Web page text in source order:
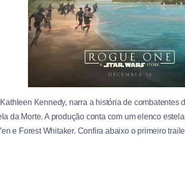
Kennedy, narra a história de combatentes
da Morte. A produção conta com um elenco
e Forest Whitaker. Confira abaixo o primeiro